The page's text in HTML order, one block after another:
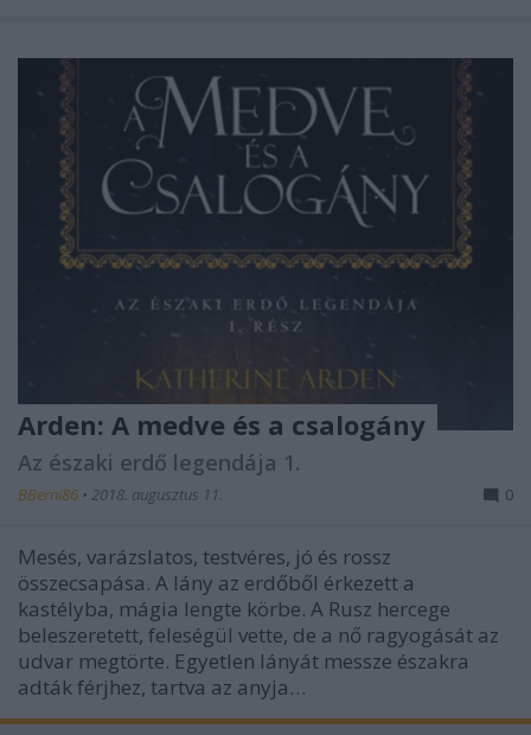
Arden: A medve és a csalogány
Az északi erdő legendája 1.
BBerni86 • 2018. augusztus 11. 0
Mesés, varázslatos, testvéres, jó és rossz
összecsapása. A lány az erdőből érkezett a
kastélyba, mágia lengte körbe. A Rusz hercege
beleszeretett, feleségül vette, de a nő ragyogását az
udvar megtörte. Egyetlen lányát messze északra
adták férjhez, tartva az anyja…